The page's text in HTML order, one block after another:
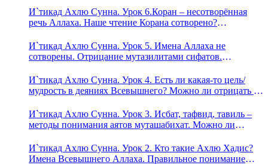
физическим движением?
И`тикад Ахлю Сунна. Урок 6.Коран – несотворённая
речь Аллаха. Наше чтение Корана сотворено?
И`тикад Ахлю Сунна. Урок 5. Имена Аллаха не
сотворены. Отрицание мутазилитами сифатов.
И`тикад Ахлю Сунна. Урок 4. Есть ли какая-то цель/
мудрость в деяниях Всевышнего? Можно ли отрицать в
пришло в Коране и Сунне? Концепция ибн Таймийи
И`тикад Ахлю Сунна. Урок 3. Исбат, тафвид, тавиль –
методы понимания аятов муташабихат. Можно ли
означает утверждение сифата «биля кейфа» (без образа)?
И`тикад Ахлю Сунна. Урок 2. Кто такие Ахлю Хадис?
Имена Всевышнего Аллаха. Правильное понимание